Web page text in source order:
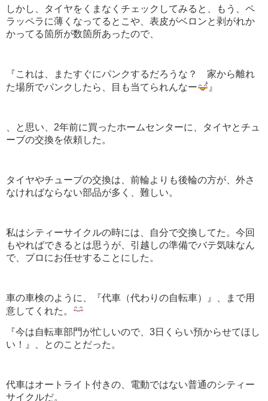
しかし、タイヤをくまなくチェックしてみると、もう、ペ
ラッペラに薄くなってるとこや、表皮がベロンと剥がれか
かってる箇所が数箇所あったので、
『これは、またすぐにパンクするだろうな？ 家から離れ
た場所でパンクしたら、目も当てられんなー
』
、と思い、2年前に買ったホームセンターに、タイヤとチュ
ーブの交換を依頼した。
タイヤやチューブの交換は、前輪よりも後輪の方が、外さ
なければならない部品が多く、難しい。
私はシティーサイクルの時には、自分で交換してた。今回
もやればできるとは思うが、引越しの準備でバテ気味なん
で、プロにお任せすることにした。
車の車検のように、『代車（代わりの自転車）』、まで用
意してくれた。
『今は自転車部門が忙しいので、3日くらい預からせてほし
い！』、とのことだった。
代車はオートライト付きの、電動ではない普通のシティー
サイクルだ。